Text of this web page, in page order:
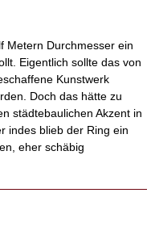
Metern Durchmesser ein
Eigentlich sollte das von
Kunstwerk
Doch das hätte zu
städtebaulichen Akzent in
indes blieb der Ring ein
eher schäbig